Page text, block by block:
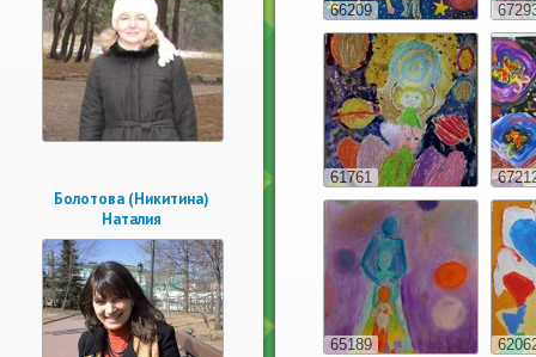
Болотова (Никитина)
Наталия
66209
61761
65189